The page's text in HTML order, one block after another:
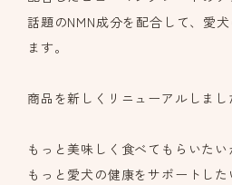
話題のNMN成分を配合して、愛
ます。
商品を新しくリニューアルしまし
もっと美味しく食べてもらいたい
もっと愛犬の健康をサポートした